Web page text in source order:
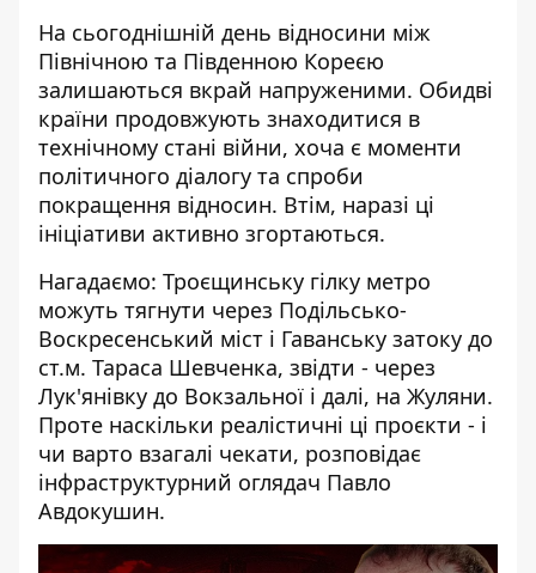
На сьогоднішній день відносини між
Північною та Південною Кореєю
залишаються вкрай напруженими. Обидві
країни продовжують знаходитися в
технічному стані війни, хоча є моменти
політичного діалогу та спроби
покращення відносин. Втім, наразі ці
ініціативи активно згортаються.
Нагадаємо: Троєщинську гілку метро
можуть тягнути через Подільсько-
Воскресенський міст і Гаванську затоку до
ст.м. Тараса Шевченка, звідти - через
Лук'янівку до Вокзальної і далі, на Жуляни.
Проте наскільки реалістичні ці проєкти - і
чи варто взагалі чекати, розповідає
інфраструктурний оглядач Павло
Авдокушин.